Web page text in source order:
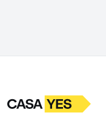
LogoIr para a homepage